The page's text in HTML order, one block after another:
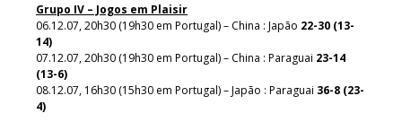
Grupo IV – Jogos em Plaisir
06.12.07, 20h30 (19h30 em Portugal) – China : Japão 22-30 (13-
14)
07.12.07, 20h30 (19h30 em Portugal) – China : Paraguai 23-14
(13-6)
08.12.07, 16h30 (15h30 em Portugal) – Japão : Paraguai 36-8 (23-
4)